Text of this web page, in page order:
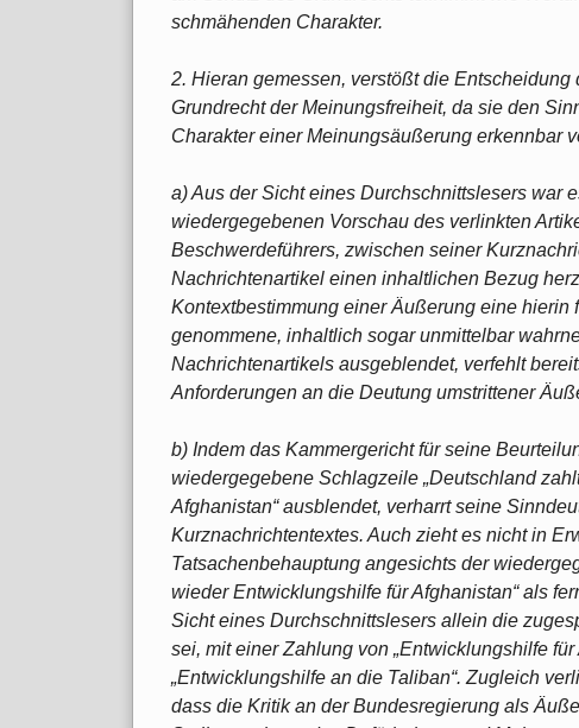
schmähenden Charakter.
2. Hieran gemessen, verstößt die
Grundrecht der Meinungsfreiheit, da sie den
Charakter einer Meinungsäußerung erkennbar
a) Aus der Sicht eines Durchschnittslesers war
wiedergegebenen Vorschau des verlinkten
Beschwerdeführers, zwischen seiner
Nachrichtenartikel einen inhaltlichen Bezug
Kontextbestimmung einer Äußerung eine
genommene, inhaltlich sogar unmittelbar
Nachrichtenartikels ausgeblendet, verfehlt
Anforderungen an die Deutung umstrittener
b) Indem das Kammergericht für seine
wiedergegebene Schlagzeile „Deutschland
Afghanistan“ ausblendet, verharrt seine
Kurznachrichtentextes. Auch zieht es nicht in
Tatsachenbehauptung angesichts der
wieder Entwicklungshilfe für Afghanistan“ als
Sicht eines Durchschnittslesers allein die
sei, mit einer Zahlung von „Entwicklungshilfe
„Entwicklungshilfe an die Taliban“. Zugleich
dass die Kritik an der Bundesregierung als